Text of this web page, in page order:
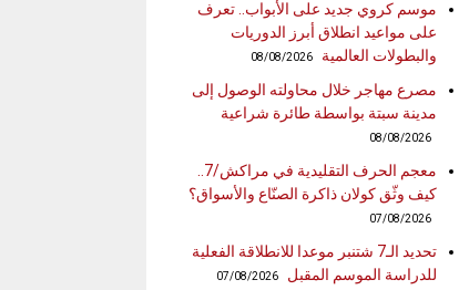
موسم كروي جديد على الأبواب.. تعرف
على مواعيد انطلاق أبرز الدوريات
والبطولات العالمية
08/08/2026
مصرع مهاجر خلال محاولته الوصول إلى
مدينة سبتة بواسطة طائرة شراعية
08/08/2026
معجم الحرف التقليدية في مراكش/7..
كيف وثّق كولان ذاكرة الصنّاع والأسواق؟
07/08/2026
تحديد الـ7 شتنبر موعدا للانطلاقة الفعلية
للدراسة الموسم المقبل
07/08/2026